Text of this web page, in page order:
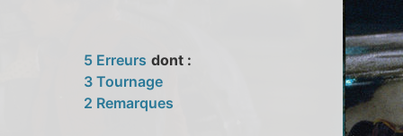
5 Erreurs dont :
3 Tournage
2 Remarques